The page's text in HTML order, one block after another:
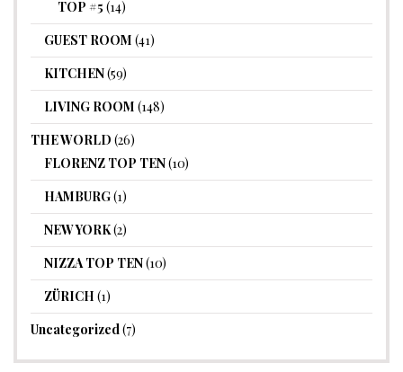
TOP #5 (14)
GUEST ROOM (41)
KITCHEN(59)
LIVING ROOM (148)
THE WORLD (26)
FLORENZ TOP TEN(10)
HAMBURG(1)
NEW YORK(2)
NIZZA TOP TEN(10)
ZÜRICH (1)
Uncategorized(7)